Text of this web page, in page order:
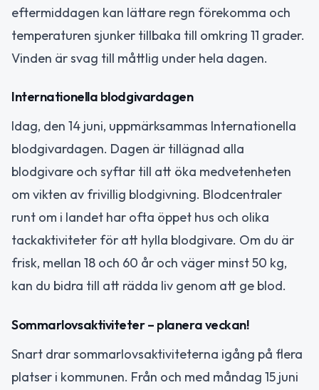
eftermiddagen kan lättare regn förekomma och
temperaturen sjunker tillbaka till omkring 11 grader.
Vinden är svag till måttlig under hela dagen.
Internationella blodgivardagen
Idag, den 14 juni, uppmärksammas Internationella
blodgivardagen. Dagen är tillägnad alla
blodgivare och syftar till att öka medvetenheten
om vikten av frivillig blodgivning. Blodcentraler
runt om i landet har ofta öppet hus och olika
tackaktiviteter för att hylla blodgivare. Om du är
frisk, mellan 18 och 60 år och väger minst 50 kg,
kan du bidra till att rädda liv genom att ge blod.
Sommarlovsaktiviteter – planera veckan!
Snart drar sommarlovsaktiviteterna igång på flera
platser i kommunen. Från och med måndag 15 juni